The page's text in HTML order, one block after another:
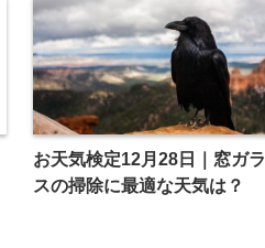
お天気検定12月28日｜窓ガラ
スの掃除に最適な天気は？